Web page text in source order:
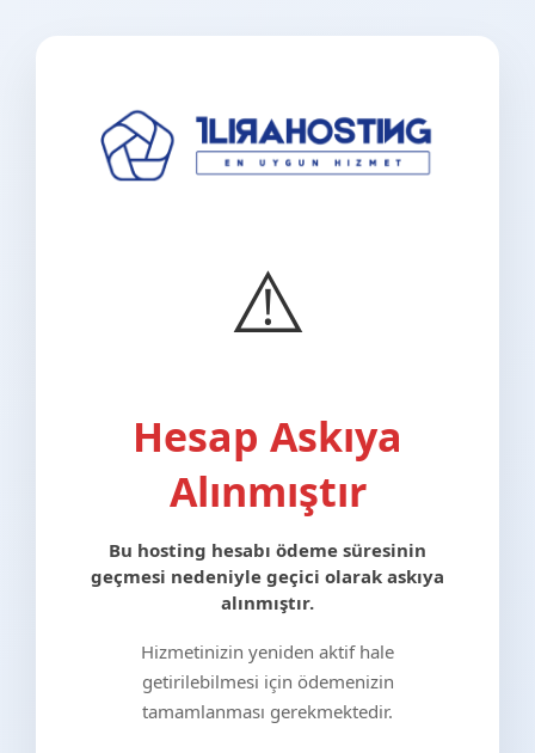
⚠️
Hesap Askıya
Alınmıştır
Bu hosting hesabı ödeme süresinin
geçmesi nedeniyle geçici olarak askıya
alınmıştır.
Hizmetinizin yeniden aktif hale
getirilebilmesi için ödemenizin
tamamlanması gerekmektedir.